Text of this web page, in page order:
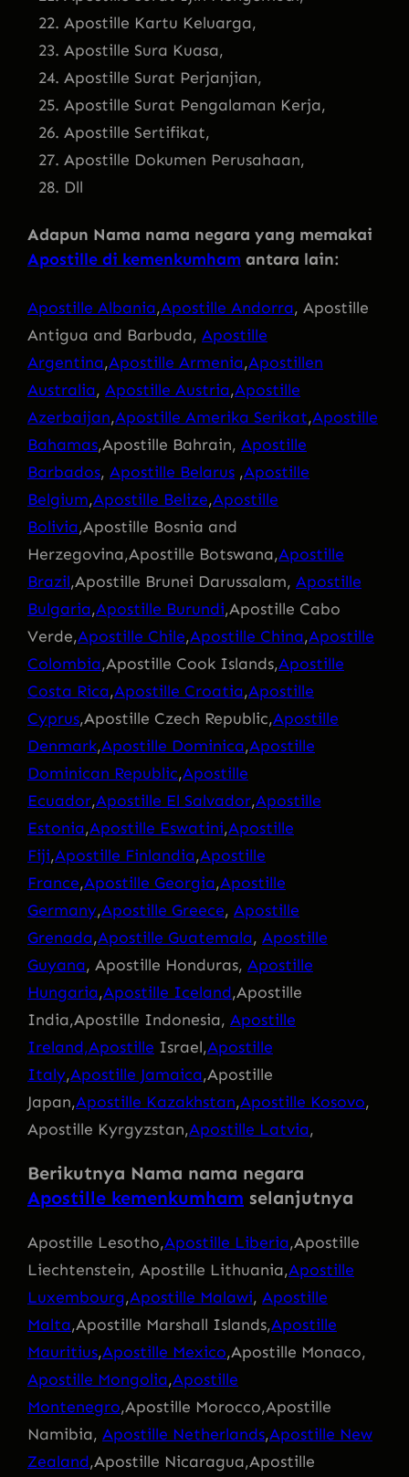
Apostille Kartu Keluarga,
Apostille Sura Kuasa,
Apostille Surat Perjanjian,
Apostille Surat Pengalaman Kerja,
Apostille Sertifikat,
Apostille Dokumen Perusahaan,
Dll
Adapun Nama nama negara yang memakai
Apostille di kemenkumham antara lain:
Apostille Albania,Apostille Andorra, Apostille
Antigua and Barbuda, Apostille
Argentina,Apostille Armenia,Apostillen
Australia, Apostille Austria,Apostille
Azerbaijan,Apostille Amerika Serikat,Apostille
Bahamas,Apostille Bahrain, Apostille
Barbados, Apostille Belarus ,Apostille
Belgium,Apostille Belize,Apostille
Bolivia,Apostille Bosnia and
Herzegovina,Apostille Botswana,Apostille
Brazil,Apostille Brunei Darussalam, Apostille
Bulgaria,Apostille Burundi,Apostille Cabo
Verde,Apostille Chile,Apostille China,Apostille
Colombia,Apostille Cook Islands,Apostille
Costa Rica,Apostille Croatia,Apostille
Cyprus,Apostille Czech Republic,Apostille
Denmark,Apostille Dominica,Apostille
Dominican Republic,Apostille
Ecuador,Apostille El Salvador,Apostille
Estonia,Apostille Eswatini,Apostille
Fiji,Apostille Finlandia,Apostille
France,Apostille Georgia,Apostille
Germany,Apostille Greece, Apostille
Grenada,Apostille Guatemala, Apostille
Guyana, Apostille Honduras, Apostille
Hungaria,Apostille Iceland,Apostille
India,Apostille Indonesia, Apostille
Ireland,Apostille Israel,Apostille
Italy,Apostille Jamaica,Apostille
Japan,Apostille Kazakhstan,Apostille Kosovo,
Apostille Kyrgyzstan,Apostille Latvia,
Berikutnya Nama nama negara
Apostille kemenkumham selanjutnya
Apostille Lesotho,Apostille Liberia,Apostille
Liechtenstein, Apostille Lithuania,Apostille
Luxembourg,Apostille Malawi, Apostille
Malta,Apostille Marshall Islands,Apostille
Mauritius,Apostille Mexico,Apostille Monaco,
Apostille Mongolia,Apostille
Montenegro,Apostille Morocco,Apostille
Namibia, Apostille Netherlands,Apostille New
Zealand,Apostille Nicaragua,Apostille